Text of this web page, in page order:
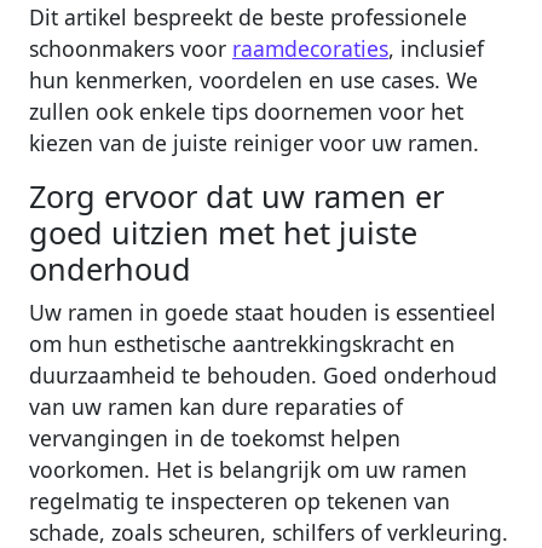
Dit artikel bespreekt de beste professionele
schoonmakers voor raamdecoraties, inclusief
hun kenmerken, voordelen en use cases. We
zullen ook enkele tips doornemen voor het
kiezen van de juiste reiniger voor uw ramen.
Zorg ervoor dat uw ramen er
goed uitzien met het juiste
onderhoud
Uw ramen in goede staat houden is essentieel
om hun esthetische aantrekkingskracht en
duurzaamheid te behouden. Goed onderhoud
van uw ramen kan dure reparaties of
vervangingen in de toekomst helpen
voorkomen. Het is belangrijk om uw ramen
regelmatig te inspecteren op tekenen van
schade, zoals scheuren, schilfers of verkleuring.